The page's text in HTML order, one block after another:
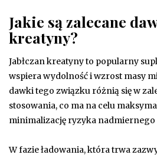
Jakie są zalecane
kreatyny?
Jabłczan kreatyny to popularny
wspiera wydolność i wzrost masy
dawki tego związku różnią się w
stosowania, co ma na celu
minimalizację ryzyka
W fazie ładowania, która trwa